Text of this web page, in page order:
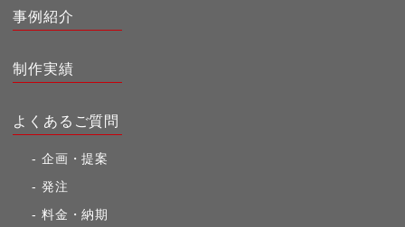
事例紹介
制作実績
よくあるご質問
企画・提案
発注
料金・納期